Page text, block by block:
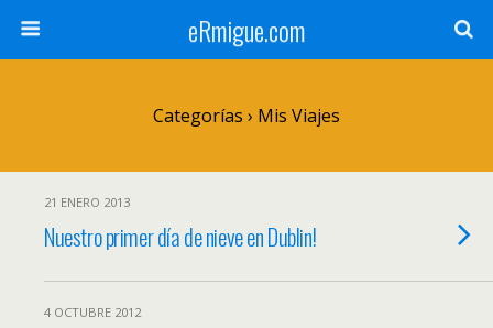
eRmigue.com
Categorías › Mis Viajes
21 ENERO 2013
Nuestro primer día de nieve en Dublin!
4 OCTUBRE 2012